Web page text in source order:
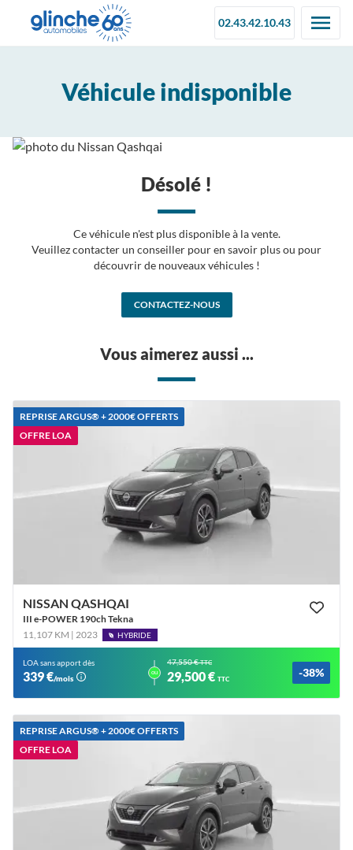
02.43.42.10.43
Véhicule indisponible
Désolé !
Ce véhicule n'est plus disponible à la vente.
Veuillez contacter un conseiller pour en savoir plus ou pour
découvrir de nouveaux véhicules !
CONTACTEZ-NOUS
Vous aimerez aussi ...
REPRISE ARGUS®️ + 2000€ OFFERTS
OFFRE LOA
NISSAN QASHQAI
III e-POWER 190ch Tekna
11,107 KM | 2023
HYBRIDE
LOA sans apport dès
339 €/mois
ou
47,550 €TTC
29,500 € TTC -38%
REPRISE ARGUS®️ + 2000€ OFFERTS
OFFRE LOA